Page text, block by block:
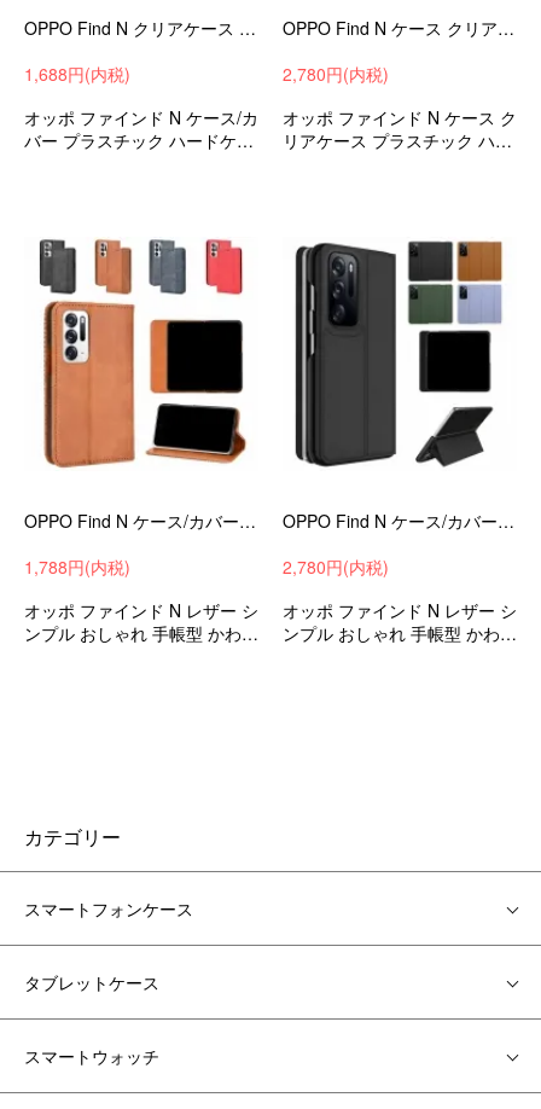
OPPO Find N クリアケース カバー 透明 ハードケース オッポ ファインド N スマホケース/カバー
1,688円(内税)
オッポ ファインド N ケース/カ
バー プラスチック ハードケー
OPPO Find N ケース クリア カバー 側面メッキ 背面透明 ハードケース オッポ ファインド N スマホケース/カバー
2,780円(内税)
オッポ ファインド N ケース ク
リアケース プラスチック ハー
OPPO Find N ケース/カバー 手帳型 かわいい カード収納 PUレザー 手帳型 かわいいケース オッポ ファインド Nスマホケース/カバー
1,788円(内税)
オッポ ファインド N レザー シ
ンプル おしゃれ 手帳型 かわい
OPPO Find N ケース/カバー 手帳型 かわいい カード収納 PUレザー 手帳型 かわいいケース オッポ ファインド Nスマホケース/カバー
2,780円(内税)
オッポ ファインド N レザー シ
ンプル おしゃれ 手帳型 かわい
カテゴリー
スマートフォンケース
タブレットケース
スマートウォッチ